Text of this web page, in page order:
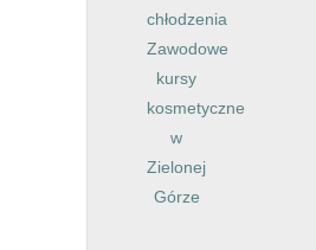
chłodzenia
Zawodowe
kursy
kosmetyczne
w
Zielonej
Górze